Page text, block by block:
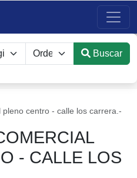
Buscar
centro - calle los carrera.-
- CALLE LOS